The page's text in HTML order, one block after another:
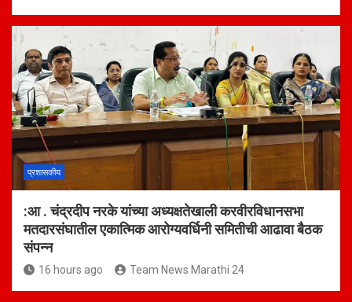
प्रशासकीय
:आ . चंद्रदीप नरके यांच्या अध्यक्षतेखाली करवीरविधानसभा
मतदारसंघातील एकात्मिक आरोग्यवर्धिनी समितीची आढावा बैठक
संपन्न
16 hours ago Team News Marathi 24